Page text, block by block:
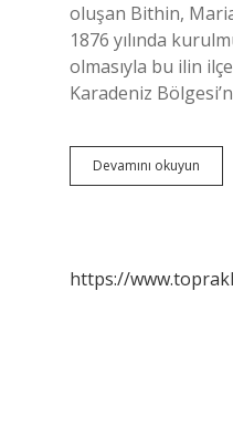
oluşan Bithin,
1876 yılında
olmasıyla bu ilin
Karadeniz
Devamını okuyun
Kim
https://